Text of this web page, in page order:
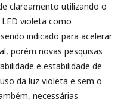
clareamento utilizando o
violeta como
indicado para acelerar
porém novas pesquisas
e estabilidade de
da luz violeta e sem o
necessárias